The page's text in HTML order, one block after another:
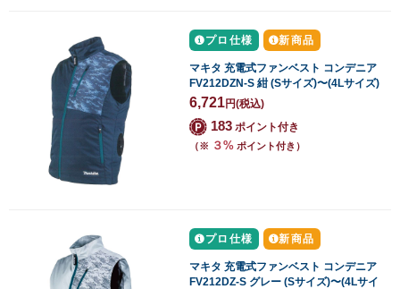
プロ仕様 新商品
マキタ 充電式ファンベスト コンデニア
FV212DZN-S 紺 (Sサイズ)〜(4Lサイズ)
6,721円(税込)
183 ポイント付き
（※ ３% ポイント付き）
プロ仕様 新商品
マキタ 充電式ファンベスト コンデニア
FV212DZ-S グレー (Sサイズ)〜(4Lサイ